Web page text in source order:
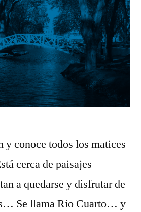
y conoce todos los matices
cerca de paisajes
a quedarse y disfrutar de
Se llama Río Cuarto… y